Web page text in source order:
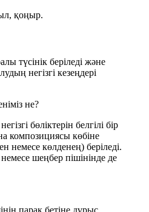
қоңыр.
түсінік беріледі және
негізгі кезеңдері
не?
бөліктерін белгілі бір
композициясы көбіне
немесе көлденең) беріледі.
шеңбер пішінінде де